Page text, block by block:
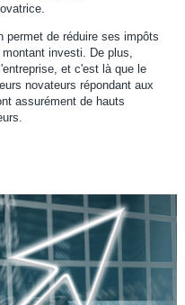
permet de réduire ses impôts
investi. De plus,
et c'est là que le
novateurs répondant aux
assurément de hauts